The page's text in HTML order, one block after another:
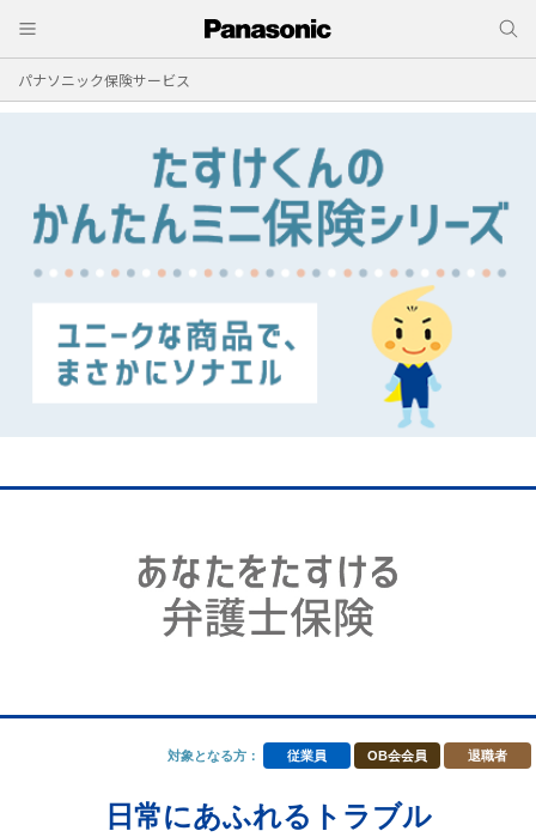
パナソニック保険サービス
対象となる方： 従業員 OB会会員 退職者
日常にあふれるトラブル